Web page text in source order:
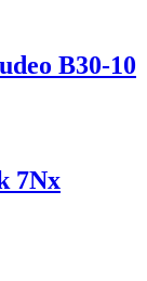
B30-10
7Nx